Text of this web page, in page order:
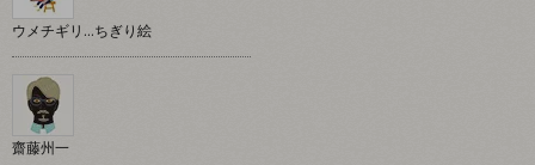
ウメチギリ…ちぎり絵
齋藤州一